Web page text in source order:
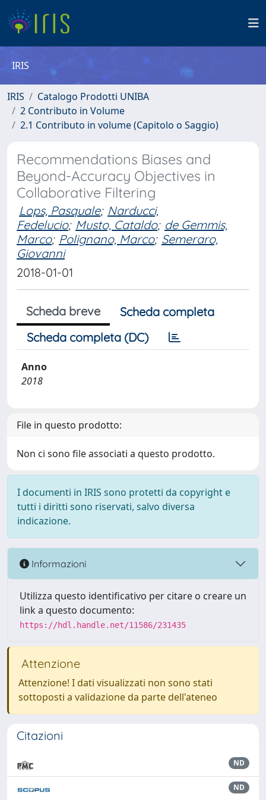
IRIS
IRIS
Catalogo Prodotti UNIBA
2 Contributo in Volume
2.1 Contributo in volume (Capitolo o Saggio)
Recommendations Biases and
Beyond-Accuracy Objectives in
Collaborative Filtering
Lops, Pasquale; Narducci,
Fedelucio; Musto, Cataldo; de Gemmis,
Marco; Polignano, Marco; Semeraro,
Giovanni
2018-01-01
Scheda breve
Scheda completa
Scheda completa (DC)
Anno
2018
File in questo prodotto:
Non ci sono file associati a questo prodotto.
I documenti in IRIS sono protetti da copyright e
tutti i diritti sono riservati, salvo diversa
indicazione.
Informazioni
Utilizza questo identificativo per citare o creare un
link a questo documento:
https://hdl.handle.net/11586/231435
Attenzione
Attenzione! I dati visualizzati non sono stati
sottoposti a validazione da parte dell'ateneo
Citazioni
ND
ND